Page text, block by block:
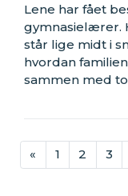
Lene har fået
gymnasielærer.
står lige midt i
hvordan
sammen med
« 1 2 3